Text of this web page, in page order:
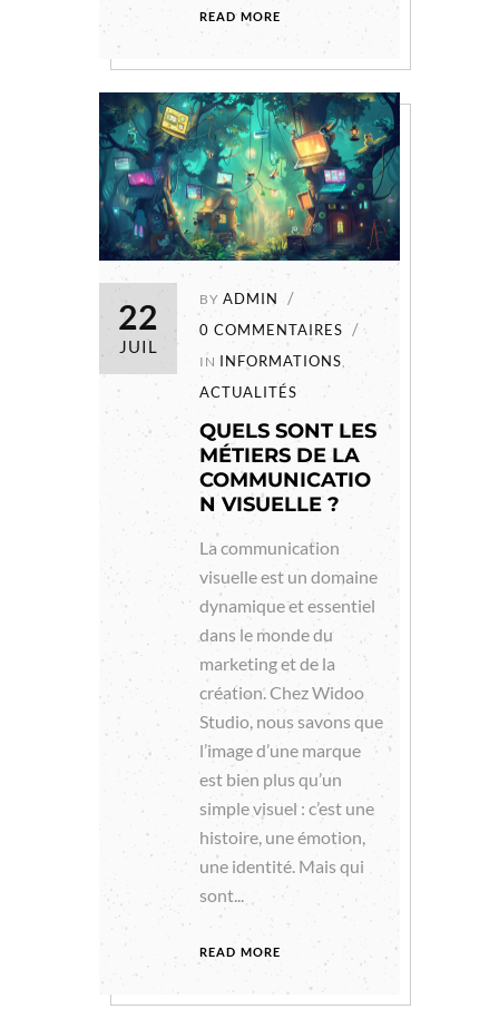
READ MORE
22
JUIL
BY ADMIN
0 COMMENTAIRES
IN INFORMATIONS,
ACTUALITÉS
QUELS SONT LES
MÉTIERS DE LA
COMMUNICATIO
N VISUELLE ?
La communication
visuelle est un domaine
dynamique et essentiel
dans le monde du
marketing et de la
création. Chez Widoo
Studio, nous savons que
l’image d’une marque
est bien plus qu’un
simple visuel : c’est une
histoire, une émotion,
une identité. Mais qui
sont...
READ MORE